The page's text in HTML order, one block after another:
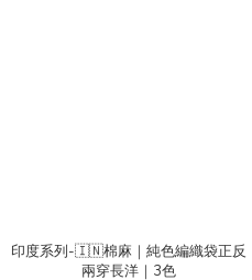
印度系列-🇮🇳棉麻｜純色編織袋正反
兩穿長洋｜3色